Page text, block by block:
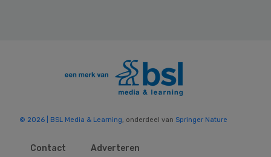
© 2026 | BSL Media & Learning, onderdeel van Springer Nature
Contact
Adverteren